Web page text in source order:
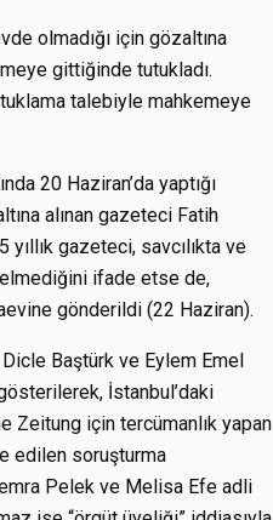
olmadığı için gözaltına
gittiğinde tutukladı.
talebiyle mahkemeye
20 Haziran’da yaptığı
alınan gazeteci Fatih
yıllık gazeteci, savcılıkta ve
ifade etse de,
gönderildi (22 Haziran).
Baştürk ve Eylem Emel
İstanbul’daki
Zeitung için tercümanlık yapan
edilen soruşturma
Pelek ve Melisa Efe adli